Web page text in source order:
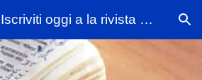
Iscriviti oggi a la rivista della Nuova Creazione